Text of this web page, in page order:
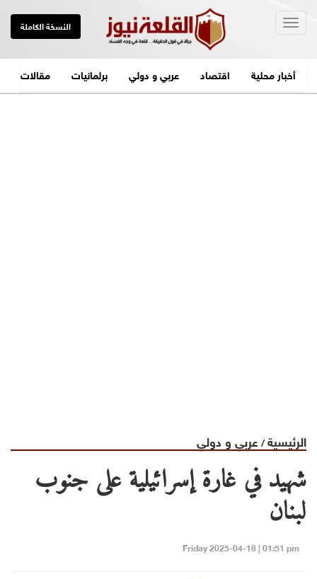
النسخة الكاملة
أخبار محلية اقتصاد عربي و دولي برلمانيات مقالات
الرئيسية/ عربي و دولي
شهيد في غارة إسرائيلية على جنوب
لبنان
Friday 2025-04-18 | 01:51 pm